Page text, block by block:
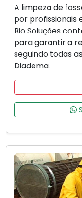
A limpeza de
por profissionais
Bio Soluções
para garantir a
seguindo todas
Diadema.